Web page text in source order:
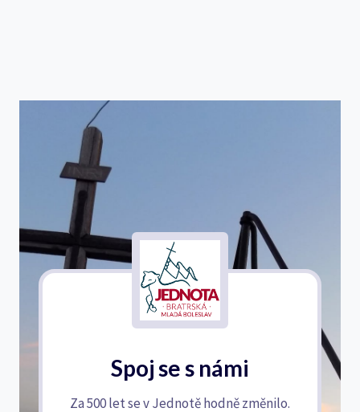
Spoj se s námi
Za 500 let se v Jednotě hodně změnilo.